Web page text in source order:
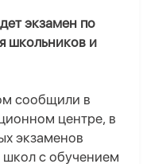
экзамен по
школьников и
сообщили в
центре, в
экзаменов
школ с обучением